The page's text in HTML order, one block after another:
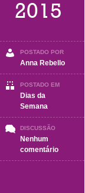
2015
POSTADO POR
Anna Rebello
POSTADO EM
Dias da
Semana
DISCUSSÃO
Nenhum
comentárioem
Domingo